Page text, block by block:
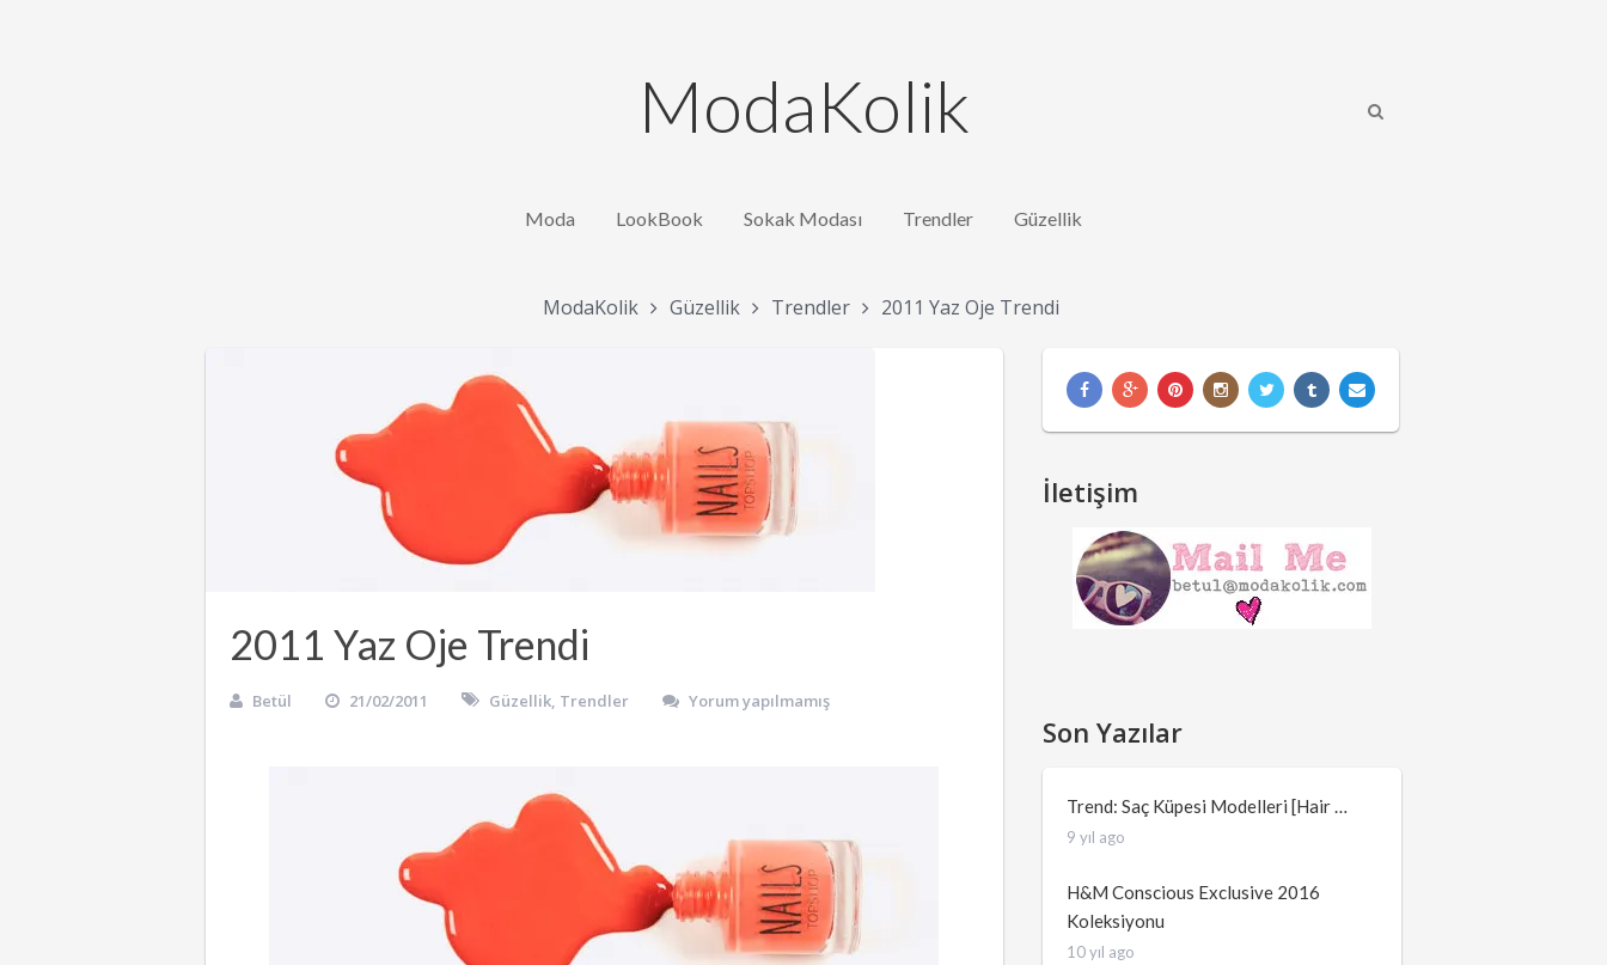
ModaKolik
Moda LookBook Sokak Modası Trendler Güzellik
ModaKolik Güzellik Trendler 2011 Yaz Oje Trendi
2011 Yaz Oje Trendi
Betül 21/02/2011 Güzellik, Trendler Yorum yapılmamış
İletişim
Son Yazılar
Trend: Saç Küpesi Modelleri [Hair …
9 yıl ago
H&M Conscious Exclusive 2016
Koleksiyonu
10 yıl ago